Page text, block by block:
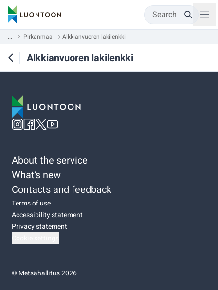
Search
... Pirkanmaa Alkkianvuoren lakilenkki
Alkkianvuoren lakilenkki
About the service
What’s new
Contacts and feedback
Terms of use
Accessibility statement
Privacy statement
©Metsähallitus 2026